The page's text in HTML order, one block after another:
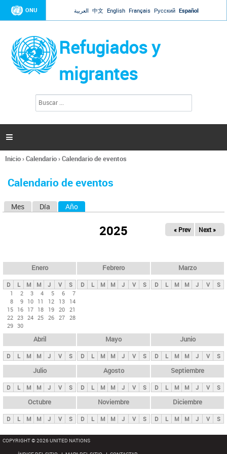
Jump to navigation
ONU العربية 中文 English Français Русский Español
Refugiados y
migrantes
l
d
s

Se
usted
Inicio›Calendario›Calendario de eventos
Calendario de eventos
s
p
n
i
p
a
l
s
Mes Día Año
2025 « Prev Next »
Enero
D L M M J V
S
1
2 3 4 5 6
7
8
9 10 11 12 13
14
15 16 17 18 19 20 21
22 23 24 25 26 27 28
29 30
Febrero
D L M M J V S
Marzo
D L M M J V S
Abril
D L M M J V S
Mayo
D L M M J V S
Junio
D L M M J V S
Julio
D L M M J V S
Agosto
D L M M J V S
Septiembre
D L M M J V S
Octubre
D L M M J V S
Noviembre
D L M M J V S
Diciembre
D L M M J V S
COPYRIGHT © 2026 UNITED NATIONS